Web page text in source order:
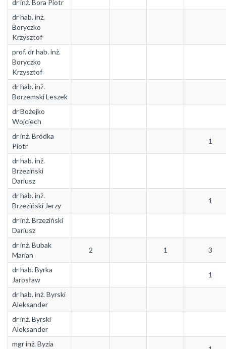
dr inż. Bora Piotr
dr hab. inż.
Boryczko
Krzysztof
prof. dr hab. inż.
Boryczko
Krzysztof
dr hab. inż.
Borzemski Leszek
dr Bożejko
Wojciech
dr inż. Bródka
Piotr
1
dr hab. inż.
Brzeziński
Dariusz
dr hab. inż.
Brzeziński Jerzy
1
dr inż. Brzeziński
Dariusz
dr inż. Bubak
Marian
2 1 3
dr hab. Byrka
Jarosław
1
dr hab. inż. Byrski
Aleksander
dr inż. Byrski
Aleksander
mgr inż. Byzia